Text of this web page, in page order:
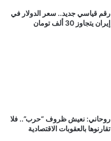
رقم قياسي جديد.. سعر الدولار في
إيران يتجاوز 30 ألف تومان
روحاني: نعيش ظروف “حرب”.. فلا
تقارنوها بالعقوبات الاقتصادية